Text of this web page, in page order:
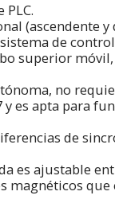
PLC.
(ascendente y
de
superior
no
y es apta para
de
es ajustable
magnéticos